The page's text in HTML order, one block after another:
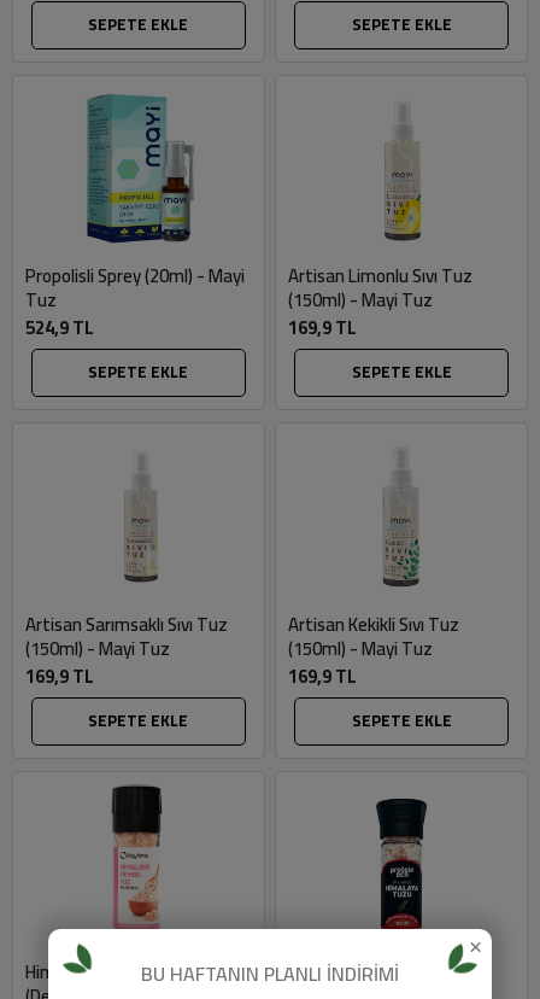
SEPETE EKLE SEPETE EKLE
Propolisli Sprey (20ml) - Mayi
Tuz
524,9 TL
SEPETE EKLE
Artisan Limonlu Sıvı Tuz
(150ml) - Mayi Tuz
169,9 TL
SEPETE EKLE
Artisan Sarımsaklı Sıvı Tuz
(150ml) - Mayi Tuz
169,9 TL
SEPETE EKLE
Artisan Kekikli Sıvı Tuz
(150ml) - Mayi Tuz
169,9 TL
SEPETE EKLE
Himalaya Pembe Tuz Himalaya Tuzu (150gr) -
×
BU HAFTANIN PLANLI İNDİRİMİ